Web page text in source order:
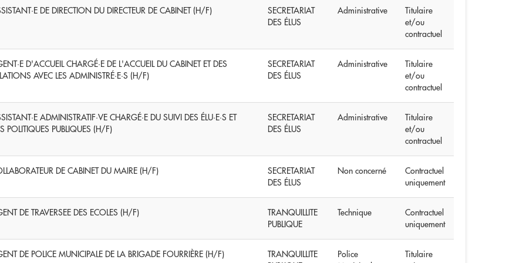
DE DIRECTION DU DIRECTEUR DE CABINET (H/F)
SECRETARIAT
DES ÉLUS
Administrative
Titulaire
et/ou
contractuel
D'ACCUEIL CHARGÉ·E DE L'ACCUEIL DU CABINET ET DES
AVEC LES ADMINISTRÉ·E·S (H/F)
SECRETARIAT
DES ÉLUS
Administrative
Titulaire
et/ou
contractuel
ADMINISTRATIF·VE CHARGÉ·E DU SUIVI DES ÉLU·E·S ET
POLITIQUES PUBLIQUES (H/F)
SECRETARIAT
DES ÉLUS
Administrative
Titulaire
et/ou
contractuel
DE CABINET DU MAIRE (H/F)
SECRETARIAT
DES ÉLUS
Non concerné
Contractuel
uniquement
DE TRAVERSEE DES ECOLES (H/F)
TRANQUILLITE
PUBLIQUE
Technique
Contractuel
uniquement
DE POLICE MUNICIPALE DE LA BRIGADE FOURRIÈRE (H/F)
TRANQUILLITE
Police
Titulaire